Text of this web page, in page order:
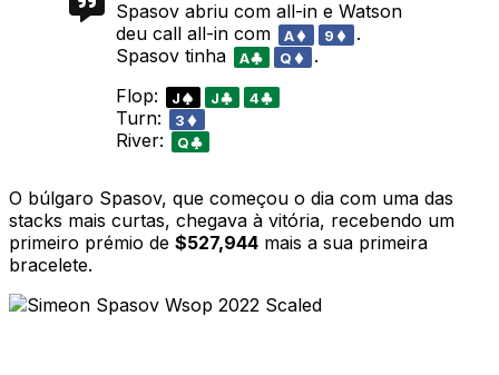
Spasov abriu com all-in e Watson
deu call all-in com
A 9
.
Spasov tinha
A Q
.
Flop:
J J 4
Turn: 3
River: Q
O búlgaro Spasov, que começou o dia com uma das
stacks mais curtas, chegava à vitória, recebendo um
primeiro prémio de $527,944 mais a sua primeira
bracelete.